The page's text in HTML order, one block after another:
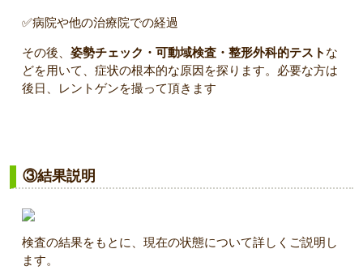
✅病院や他の治療院での経過
その後、 姿勢チェック・可動域検査・整形外科的テスト な
どを用いて、症状の根本的な原因を探ります。必要な方は
後日、レントゲンを撮って頂きます
③結果説明
検査の結果をもとに、現在の状態について詳しくご説明し
ます。